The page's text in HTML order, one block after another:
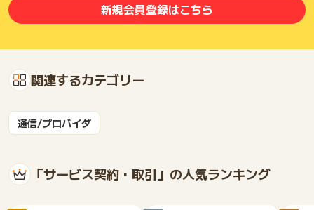
新規会員登録はこちら
関連するカテゴリー
通信/プロバイダ
「サービス契約・取引」の人気ランキング